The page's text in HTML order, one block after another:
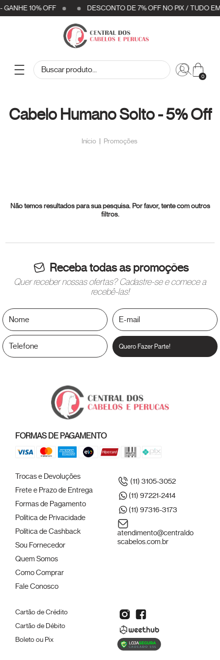
10% OFF DESCONTO DE 7% OFF NO PIX / TUDO
0
Cabelo Humano Solto - 5% Off
Início | Promoções
Não temos resultados para sua pesquisa. Por favor, tente com outros
filtros.
Receba todas as promoções
Quer receber nossas ofertas? Cadastre-se e comece a
recebê-las!
Quero Fazer Parte!
FORMAS DE PAGAMENTO
Trocas e Devoluções
Frete e Prazo de Entrega
Formas de Pagamento
Política de Privacidade
Política de Cashback
Sou Fornecedor
Quem Somos
Como Comprar
Fale Conosco
(11) 3105-3052
(11) 97221-2414
(11) 97316-3173
atendimento@centraldo
scabelos.com.br
Cartão de Crédito
Cartão de Débito
Boleto ou Pix